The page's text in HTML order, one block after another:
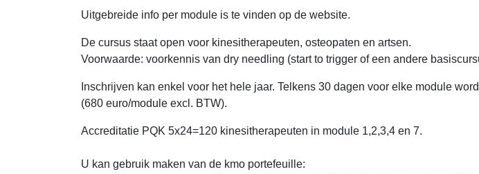
Uitgebreide info per module is te vinden op de website.
De cursus staat open voor kinesitherapeuten, osteopaten en artsen.
Voorwaarde: voorkennis van dry needling (start to trigger of een andere
Inschrijven kan enkel voor het hele jaar. Telkens 30 dagen voor elke module
(680 euro/module excl. BTW).
Accreditatie PQK 5x24=120 kinesitherapeuten in module 1,2,3,4 en 7.
U kan gebruik maken van de kmo portefeuille: